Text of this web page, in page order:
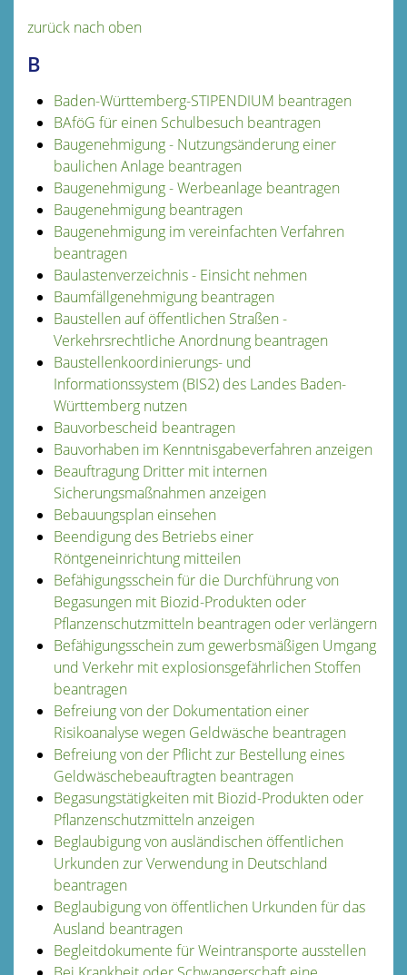
zurück nach oben
B
Baden-Württemberg-STIPENDIUM beantragen
BAföG für einen Schulbesuch beantragen
Baugenehmigung - Nutzungsänderung einer
baulichen Anlage beantragen
Baugenehmigung - Werbeanlage beantragen
Baugenehmigung beantragen
Baugenehmigung im vereinfachten Verfahren
beantragen
Baulastenverzeichnis - Einsicht nehmen
Baumfällgenehmigung beantragen
Baustellen auf öffentlichen Straßen -
Verkehrsrechtliche Anordnung beantragen
Baustellenkoordinierungs- und
Informationssystem (BIS2) des Landes Baden-
Württemberg nutzen
Bauvorbescheid beantragen
Bauvorhaben im Kenntnisgabeverfahren anzeigen
Beauftragung Dritter mit internen
Sicherungsmaßnahmen anzeigen
Bebauungsplan einsehen
Beendigung des Betriebs einer
Röntgeneinrichtung mitteilen
Befähigungsschein für die Durchführung von
Begasungen mit Biozid-Produkten oder
Pflanzenschutzmitteln beantragen oder verlängern
Befähigungsschein zum gewerbsmäßigen Umgang
und Verkehr mit explosionsgefährlichen Stoffen
beantragen
Befreiung von der Dokumentation einer
Risikoanalyse wegen Geldwäsche beantragen
Befreiung von der Pflicht zur Bestellung eines
Geldwäschebeauftragten beantragen
Begasungstätigkeiten mit Biozid-Produkten oder
Pflanzenschutzmitteln anzeigen
Beglaubigung von ausländischen öffentlichen
Urkunden zur Verwendung in Deutschland
beantragen
Beglaubigung von öffentlichen Urkunden für das
Ausland beantragen
Begleitdokumente für Weintransporte ausstellen